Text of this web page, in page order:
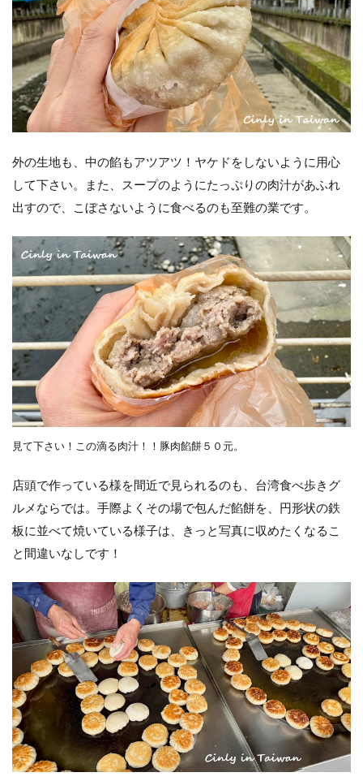
外の生地も、中の餡もアツアツ！ヤケドをしないように用心
して下さい。また、スープのようにたっぷりの肉汁があふれ
出すので、こぼさないように食べるのも至難の業です。
見て下さい！この滴る肉汁！！豚肉餡餅５０元。
店頭で作っている様を間近で見られるのも、台湾食べ歩きグ
ルメならでは。手際よくその場で包んだ餡餅を、円形状の鉄
板に並べて焼いている様子は、きっと写真に収めたくなるこ
と間違いなしです！